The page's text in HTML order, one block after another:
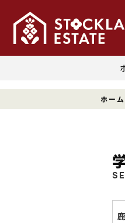
ホーム